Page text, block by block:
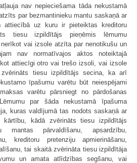
nav nepieciešama tāda nekustamā
par bezmantinieku mantu saskaņā ar
attiecībā uz kuru ir pieteiktas kreditoru
tiesu izpildītājs pieņēmis lēmumu
vai izsole atzīta par nenotikušu un
nav normatīvajos aktos noteiktajā
attiecīgi otro vai trešo izsoli, vai izsole
tiesu izpildītājs secina, ka arī
īpašumu varētu būt neiespējami
varētu pārsniegt no pārdošanas
par šāda nekustamā īpašuma
kuras valdījumā tas nodots saskaņā ar
kārtību, kādā zvērināts tiesu izpildītājs
mantas pārvaldīšanu, apsardzību,
kreditoru pretenziju apmierināšanu,
tai skaitā zvērināta tiesu izpildītāja
un amata atlīdzības segšanu, vai